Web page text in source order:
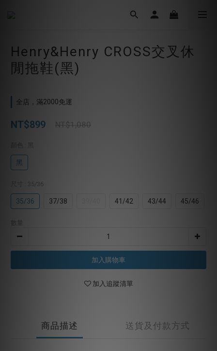
Henry&Henry CROSS交叉休
閒拖鞋(黑)
全店，滿2000免運
NT$899 NT$1,080
黑
: 35/36
35/36 37/38 41/42 43/44 45/46
加入購物車
加入追蹤清單
商品描述 送貨及付款方式